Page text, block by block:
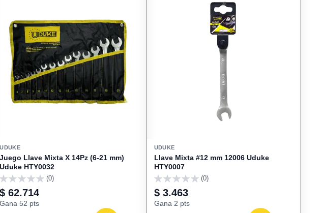
UDUKE
Juego Llave Mixta X 14Pz (6-21 mm)
Uduke HTY0032
(0)
$ 62.714
Gana 52 pts
UDUKE
Llave Mixta #12 mm 12006 Uduke
HTY0007
(0)
$ 3.463
Gana 2 pts